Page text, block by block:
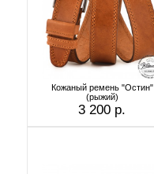
Кожаный ремень "Остин"
(рыжий)
3 200 р.